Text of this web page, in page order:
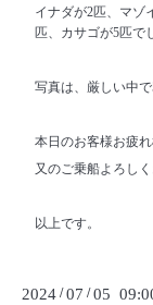
イナダが2匹、マゾ
匹、カサゴが5匹で
写真は、厳しい中
本日のお客様お疲れ
又のご乗船よろし
以上です。
2024 /07 /05